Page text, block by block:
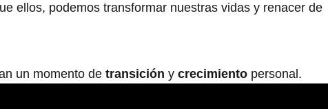
ellos, podemos transformar nuestras vidas y renacer de
un momento de transición y crecimiento personal.